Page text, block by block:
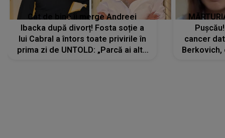
Cât de bine îi merge Andreei
Ibacka după divorț! Fosta soție a
lui Cabral a întors toate privirile în
prima zi de UNTOLD: „Parcă ai altă
cancer
Berkovich,